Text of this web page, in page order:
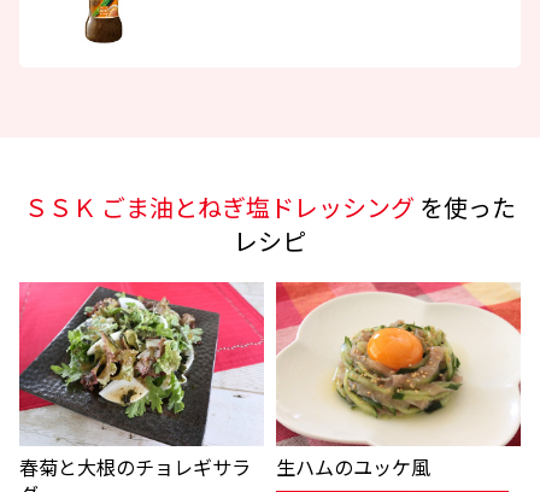
ＳＳＫ ごま油とねぎ塩ドレッシング を使った
レシピ
春菊と大根のチョレギサラ
生ハムのユッケ風